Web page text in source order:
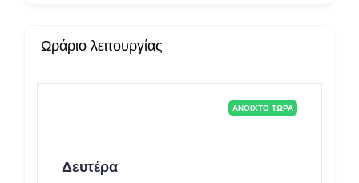
Ωράριο λειτουργίας
ΑΝΟΙΧΤΌ ΤΏΡΑ
Δευτέρα